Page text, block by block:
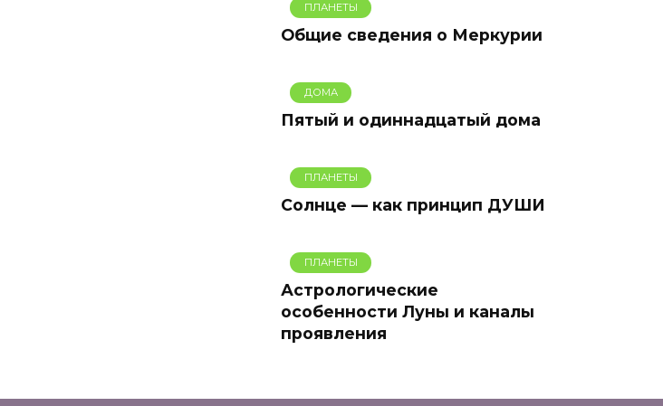
ПЛАНЕТЫ
Общие сведения о Меркурии
ДОМА
Пятый и одиннадцатый дома
ПЛАНЕТЫ
Солнце — как принцип ДУШИ
ПЛАНЕТЫ
Астрологические
особенности Луны и каналы
проявления